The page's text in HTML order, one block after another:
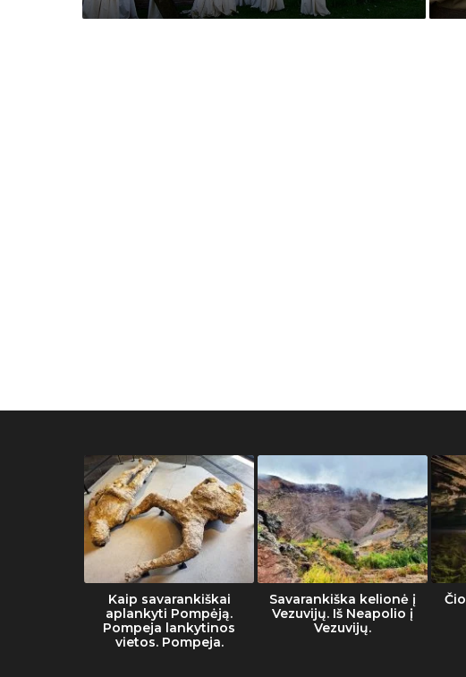
Kaip savarankiškai
aplankyti Pompėją.
Pompeja lankytinos
vietos. Pompeja.
Savarankiška kelionė į
Vezuvijų. Iš Neapolio į
Vezuvijų.